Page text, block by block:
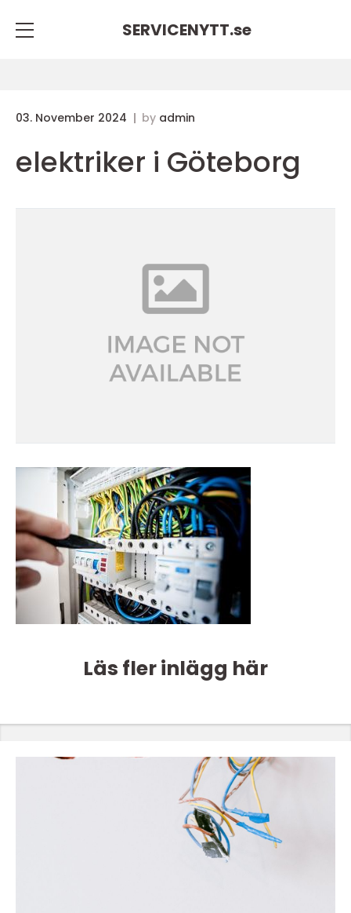
SERVICENYTT.se
03. November 2024 by admin
elektriker i Göteborg
Läs fler inlägg här